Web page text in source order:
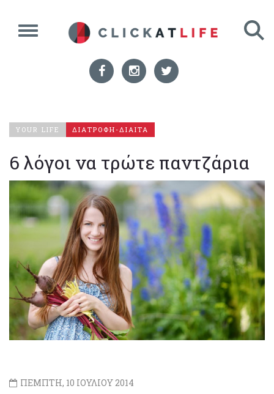
YOUR LIFE ΔΙΑΤΡΟΦΗ-ΔΙΑΙΤΑ
6 λόγοι να τρώτε παντζάρια
ΠΕΜΠΤΗ, 10 ΙΟΥΛΙΟΥ 2014